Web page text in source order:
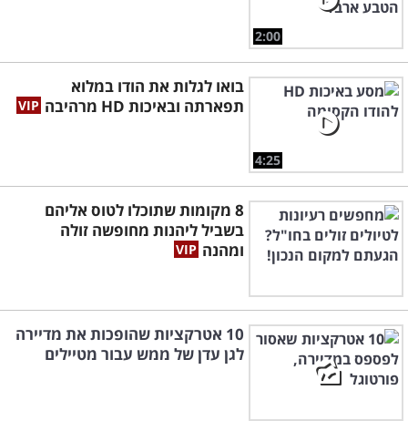
2:00
4:25
בואו לגלות את הודו במלוא
תפארתה ובאיכות HD מרהיבה
8 מקומות שתוכלו לטוס אליהם
בשביל ליהנות מחופשה זולה
ומהנה
10 אטרקציות שהופכות את מדיירה
לגן עדן של ממש עבור מטיילים